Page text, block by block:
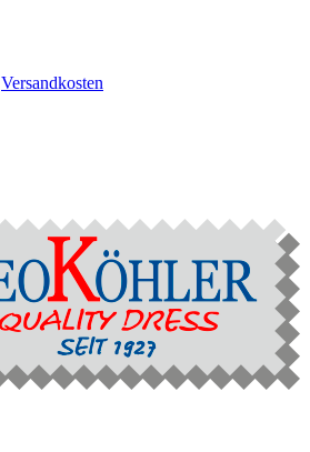
Versandkosten